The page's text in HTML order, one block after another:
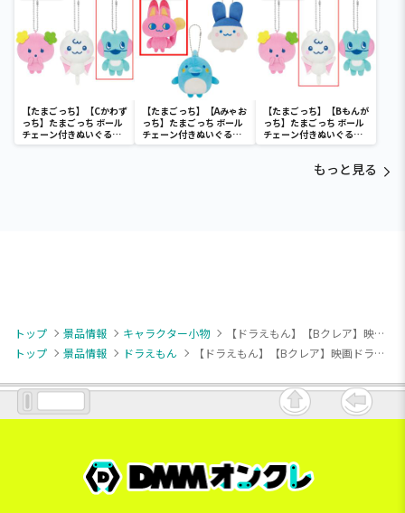
【たまごっち】【Cかわず
っち】たまごっち ボール
チェーン付きぬいぐるみ
～Tamagotchi
【たまごっち】【Aみゃお
っち】たまごっち ボール
チェーン付きぬいぐるみ
～Tamagotchi
【たまごっち】【Bもんが
っち】たまごっち ボール
チェーン付きぬいぐるみ
～Tamagotchi
もっと見る
トップ 景品情報 キャラクター小物
【ドラえもん】【Bクレア】映画ドラえもん のび太の絵世界物語 & you マスコットVol.1（EX）
トップ
景品情報 ドラえもん 【ドラえもん】【Bクレア】映画ドラえもん のび太の絵世界物語 & you マスコットVol.1（EX）